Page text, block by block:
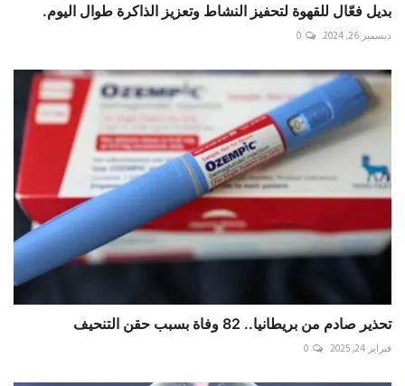
بديل فعّال للقهوة لتحفيز النشاط وتعزيز الذاكرة طوال اليوم.
ديسمبر 26, 2024 0
تحذير صادم من بريطانيا.. 82 وفاة بسبب حقن التنحيف
فبراير 24, 2025 0